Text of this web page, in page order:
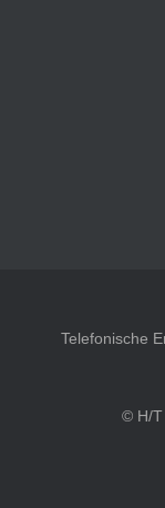
Telefonische
© H/T